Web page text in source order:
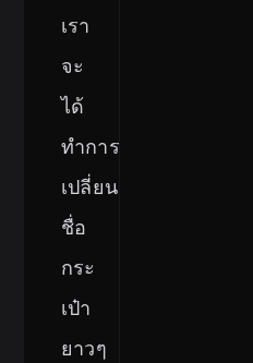
เรา
จะ
ได้
ทำการ
เปลี่ยน
ชื่อ
กระ
เป๋า
ยาวๆ